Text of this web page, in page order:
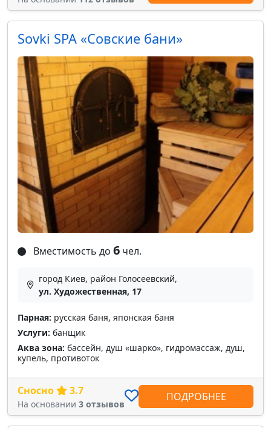
Sovki SPA «Совские бани»
Вместимость до 6 чел.
город Киев, район Голосеевский,
ул. Художественная, 17
Парная: русская баня, японская баня
Услуги: банщик
Аква зона: бассейн, душ «шарко», гидромассаж, душ,
купель, противоток
Сносно 3.7
На основании 3 отзывов
ПОДРОБНЕЕ